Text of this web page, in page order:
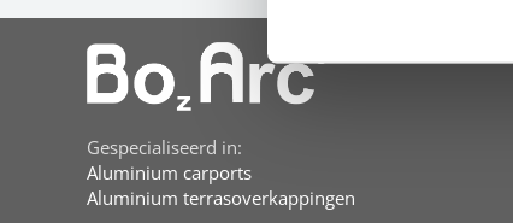
Gespecialiseerd in:
Aluminium carports
Aluminium terrasoverkappingen